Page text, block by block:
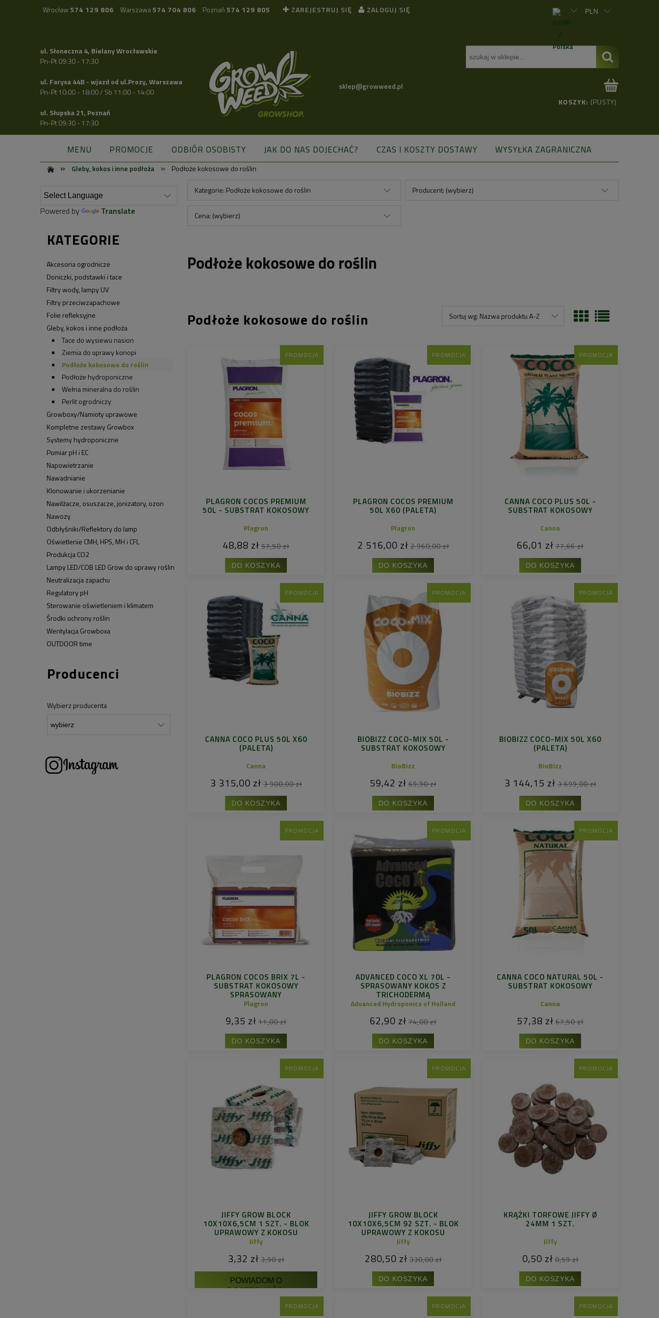
Wrocław 574 129 806 Warszawa574 704 806 Poznań 574 129 805 ZAREJESTRUJ SIĘ ZALOGUJ SIĘ
ul. Słoneczna 4, Bielany Wrocławskie
Pn-Pt 09:30 - 17:30
ul. Farysa 44B - wjazd od ul.Prozy, Warszawa
Pn-Pt 10:00 - 18:00 / Sb 11:00 - 14:00
ul. Słupska 21, Poznań
Pn-Pt 09:30 - 17:30
sklep@growweed.pl
KOSZYK: (PUSTY)
MENU PROMOCJE ODBIÓR OSOBISTY JAK DO NAS DOJECHAĆ? CZAS I KOSZTY DOSTAWY
WYSYŁKA ZAGRANICZNA
» Gleby, kokos i inne podłoża » Podłoże kokosowe do roślin
Powered by Translate
KATEGORIE
Akcesoria ogrodnicze
Doniczki, podstawki i tace
Filtry wody, lampy UV
Filtry przeciwzapachowe
Folie refleksyjne
Gleby, kokos i inne podłoża
Tace do wysiewu nasion
Ziemia do uprawy konopi
Podłoże kokosowe do roślin
Podłoże hydroponiczne
Wełna mineralna do roślin
Perlit ogrodniczy
Growboxy/Namioty uprawowe
Kompletne zestawy Growbox
Systemy hydroponiczne
Pomiar pH i EC
Napowietrzanie
Nawadnianie
Klonowanie i ukorzenianie
Nawilżacze, osuszacze, jonizatory, ozon
Nawozy
Odbłyśniki/Reflektory do lamp
Oświetlenie CMH, HPS, MH i CFL
Produkcja CO2
Lampy LED/COB LED Grow do uprawy roślin
Neutralizacja zapachu
Regulatory pH
Sterowanie oświetleniem i klimatem
Środki ochrony roślin
Wentylacja Growboxa
OUTDOOR time
Producenci
Wybierz producenta
Kategorie: Podłoże kokosowe do roślin Producent: (wybierz)
Cena: (wybierz)
Podłoże kokosowe do roślin
Podłoże kokosowe do roślin Sortuj wg: Nazwa produktu A-Z
PLAGRON COCOS PREMIUM
50L - SUBSTRAT KOKOSOWY
Plagron
48,88 zł 57,50 zł
DO KOSZYKA
PROMOCJA
PLAGRON COCOS PREMIUM
50L X60 (PALETA)
Plagron
2 516,00 zł 2 960,00 zł
DO KOSZYKA
PROMOCJA
CANNA COCO PLUS 50L -
SUBSTRAT KOKOSOWY
Canna
66,01 zł 77,66 zł
DO KOSZYKA
PROMOCJA
CANNA COCO PLUS 50L X60
(PALETA)
Canna
3 315,00 zł 3 900,00 zł
DO KOSZYKA
PROMOCJA
BIOBIZZ COCO-MIX 50L -
SUBSTRAT KOKOSOWY
BioBizz
59,42 zł 69,90 zł
DO KOSZYKA
PROMOCJA
BIOBIZZ COCO-MIX 50L X60
(PALETA)
BioBizz
3 144,15 zł 3 699,00 zł
DO KOSZYKA
PROMOCJA
PLAGRON COCOS BRIX 7L -
SUBSTRAT KOKOSOWY
SPRASOWANY
Plagron
9,35 zł 11,00 zł
DO KOSZYKA
PROMOCJA
ADVANCED COCO XL 70L -
SPRASOWANY KOKOS Z
TRICHODERMĄ
Advanced Hydroponics of Holland
62,90 zł 74,00 zł
DO KOSZYKA
PROMOCJA
CANNA COCO NATURAL 50L -
SUBSTRAT KOKOSOWY
Canna
57,38 zł 67,50 zł
DO KOSZYKA
PROMOCJA
JIFFY GROW BLOCK
10X10X6,5CM 1 SZT. - BLOK
UPRAWOWY Z KOKOSU
Jiffy
3,32 zł 3,90 zł
POWIADOM O
DOSTĘPNOŚCI
PROMOCJA
JIFFY GROW BLOCK
10X10X6,5CM 92 SZT. - BLOK
UPRAWOWY Z KOKOSU
Jiffy
280,50 zł 330,00 zł
DO KOSZYKA
PROMOCJA
KRĄŻKI TORFOWE JIFFY Ø
24MM 1 SZT.
Jiffy
0,50 zł 0,59 zł
DO KOSZYKA
PROMOCJA
PROMOCJA PROMOCJA PROMOCJA